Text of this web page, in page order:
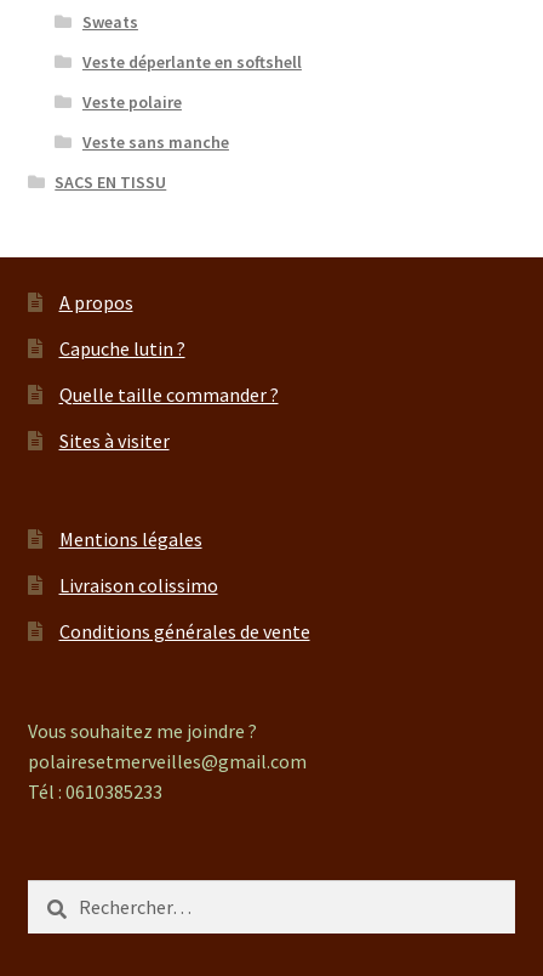
Sweats
Veste déperlante en softshell
Veste polaire
Veste sans manche
SACS EN TISSU
A propos
Capuche lutin ?
Quelle taille commander ?
Sites à visiter
Mentions légales
Livraison colissimo
Conditions générales de vente
Vous souhaitez me joindre ?
polairesetmerveilles@gmail.com
Tél : 0610385233